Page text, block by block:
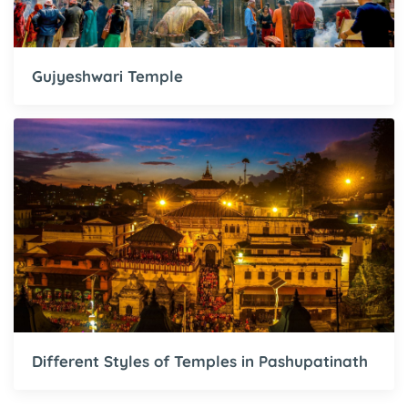
Gujyeshwari Temple
Different Styles of Temples in Pashupatinath